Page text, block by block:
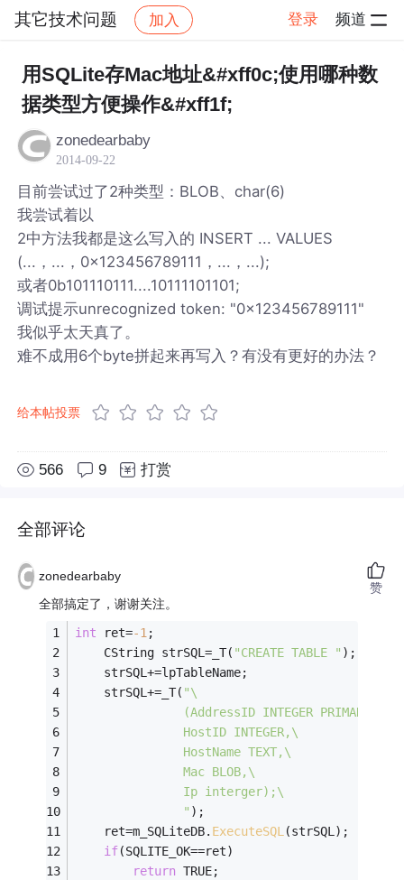
其它技术问题 加入 登录 频道
社区 其它技术问题 帖子详情
用SQLite存Mac地址&#xff0c;使用哪种数
据类型方便操作&#xff1f;
zonedearbaby
2014-09-22
目前尝试过了2种类型：BLOB、char(6)
我尝试着以
2中方法我都是这么写入的 INSERT ... VALUES
(...，...，0x123456789111，...，...);
或者0b101110111....10111101101;
调试提示unrecognized token: "0x123456789111"
我似乎太天真了。
难不成用6个byte拼起来再写入？有没有更好的办法？
给本帖投票
566 9 打赏
全部评论
zonedearbaby
全部搞定了，谢谢关注。
int ret=-1;
	CString strSQL=_T(
"CREATE TABLE " );
	strSQL+=lpTableName;
	strSQL+=_T(
"\
(AddressID INTEGER PRIMARY
			   HostID INTEGER,\
			   HostName TEXT,\
			   Mac BLOB,\
			   Ip interger);\
			   "
);
	ret=m_SQLiteDB.
ExecuteSQL(strSQL);
if(SQLITE_OK==ret)
return TRUE;
赞